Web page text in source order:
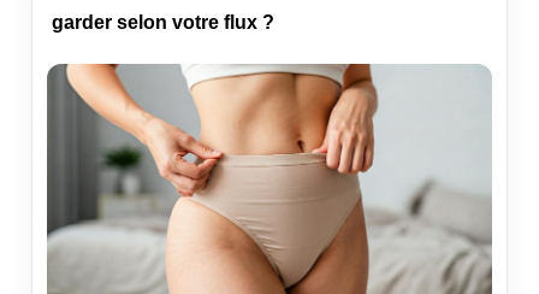
d’utilisatrices et une mise au point sur les “tarifs”
garder selon votre flux ?